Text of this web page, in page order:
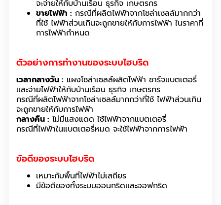
จะจ่ายให้กับบ้านเรือน ธุรกิจ เกษตรกร
ขายไฟฟ้า : กรณีที่ผลิตไฟฟ้าจากโซล่าเซลล์มากกว่า
ที่ใช้ ไฟฟ้าส่วนเกินจะถูกขายให้กับการไฟฟ้า ในราคาที่
การไฟฟ้ากำหนด
ตัวอย่างการทำงานของระบบไฮบริด
เวลากลางวัน : แผงโซล่าเซลล์ผลิตไฟฟ้า ชาร์จแบตเตอรี่
และจ่ายไฟฟ้าให้กับบ้านเรือน ธุรกิจ เกษตรกร
กรณีที่ผลิตไฟฟ้าจากโซล่าเซลล์มากกว่าที่ใช้ ไฟฟ้าส่วนเกิน
จะถูกขายให้กับการไฟฟ้า
กลางคืน : ไม่มีแสงแดด ใช้ไฟฟ้าจากแบตเตอรี่
กรณีที่ไฟฟ้าในแบตเตอรี่หมด จะใช้ไฟฟ้าจากการไฟฟ้า
ข้อดีของระบบไฮบริด
เหมาะกับพื้นที่ไฟฟ้าไม่เสถียร
มีข้อดีของทั้งระบบออนกริดและออฟกริด